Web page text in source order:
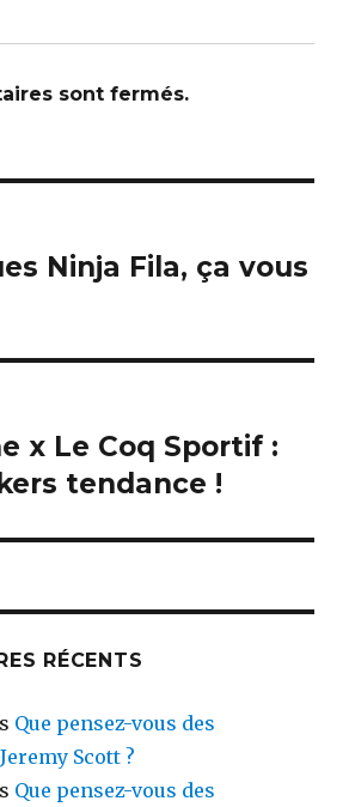
sont fermés.
Ninja Fila, ça vous
x Le Coq Sportif :
tendance !
RÉCENTS
Que pensez-vous des
Scott ?
Que pensez-vous des